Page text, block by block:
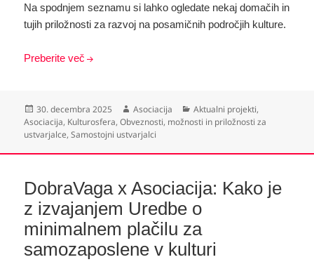
Na spodnjem seznamu si lahko ogledate nekaj domačih in
tujih priložnosti za razvoj na posamičnih področjih kulture.
Preberite več
Objavljeno
dne
30. decembra 2025 Avtor
Asociacija Kategorije
Aktualni projekti,
Asociacija, Kulturosfera,Obveznosti, možnosti in priložnosti za
ustvarjalce,Samostojni ustvarjalci
DobraVaga x Asociacija: Kako je
z izvajanjem Uredbe o
minimalnem plačilu za
samozaposlene v kulturi